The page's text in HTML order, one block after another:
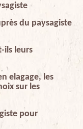
du paysagiste
ils leurs
elagage, les
sur les
pour